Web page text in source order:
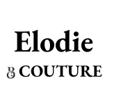
Elodie
COUTURE